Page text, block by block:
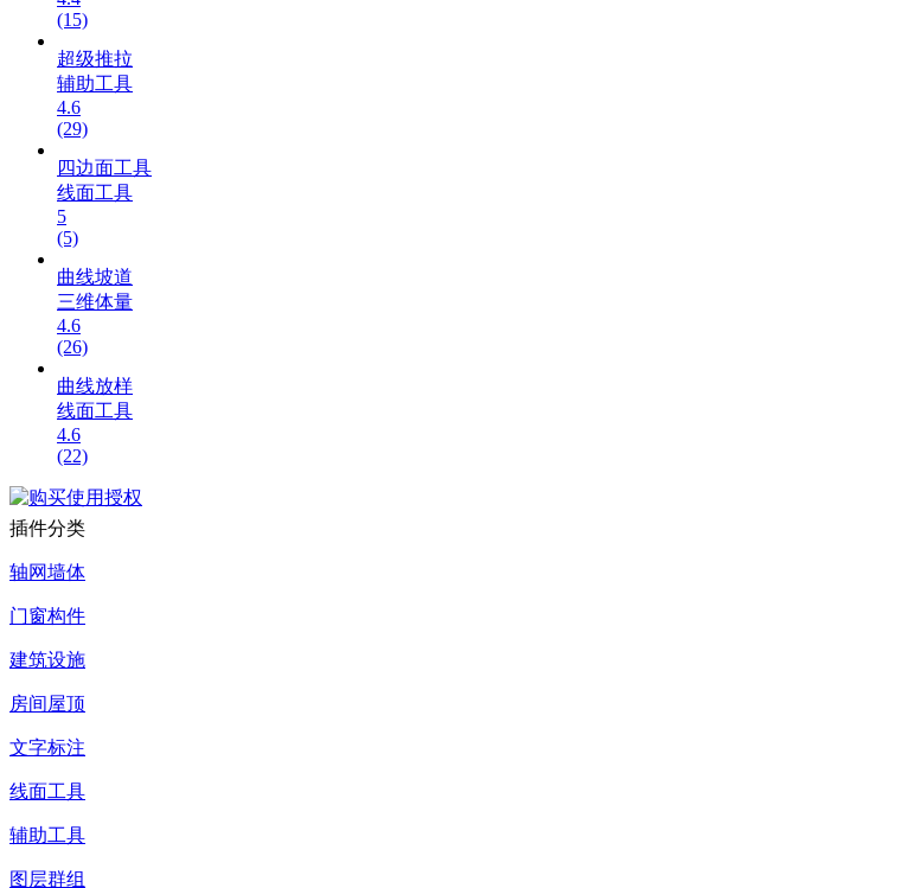
(15)
超级推拉
辅助工具
4.6
(29)
四边面工具
线面工具
5
(5)
曲线坡道
三维体量
4.6
(26)
曲线放样
线面工具
4.6
(22)
插件分类
轴网墙体
门窗构件
建筑设施
房间屋顶
文字标注
线面工具
辅助工具
图层群组